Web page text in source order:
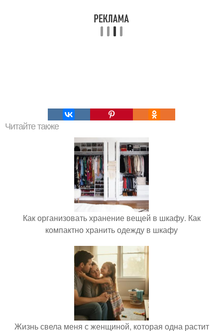
Читайте также
Как организовать хранение вещей в шкафу. Как
компактно хранить одежду в шкафу
Жизнь свела меня с женщиной, которая одна растит